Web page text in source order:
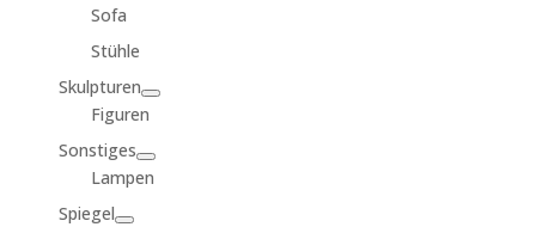
Sofa
Stühle
Skulpturen
Figuren
Sonstiges
Lampen
Spiegel